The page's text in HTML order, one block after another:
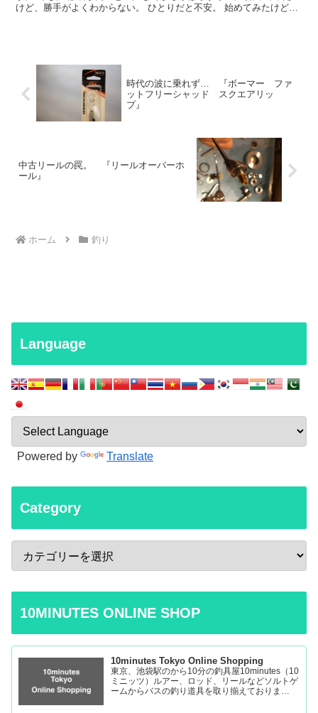
けど、勝手がよくわからない。 ひとりだと不安。 始めてみたけどよ
時代の波に乗れず… 『ボーマー ファ
ットフリーシャッド スクエアリッ
プ』
中古リールの罠。 『リールオーバーホ
ール』
ホーム 釣り
Language
Powered by Translate
Category
10MINUTES ONLINE SHOP
10minutes Tokyo Online Shopping
東京、池袋駅のから10分の釣具屋10minutes（10
ミニッツ）ルアー、ロッド、リールなどソルトゲ
ームからバスの釣り道具を取り揃えておりま